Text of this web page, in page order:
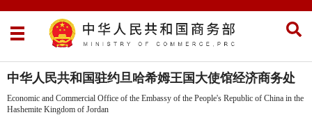
中华人民共和国驻约旦哈希姆王国大使馆经济商务处
Economic and Commercial Office of the Embassy of the People's Republic of China in the
Hashemite Kingdom of Jordan